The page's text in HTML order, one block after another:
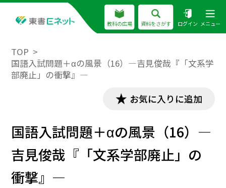
教科の広場 資料をさがす ログイン メニュー
TOP
国語入試問題＋αの風景（16）―吉見俊哉『「文系学
部廃止」の衝撃』―
お気に入りに追加
国語入試問題＋αの風景（16）―
吉見俊哉『「文系学部廃止」の
衝撃』―